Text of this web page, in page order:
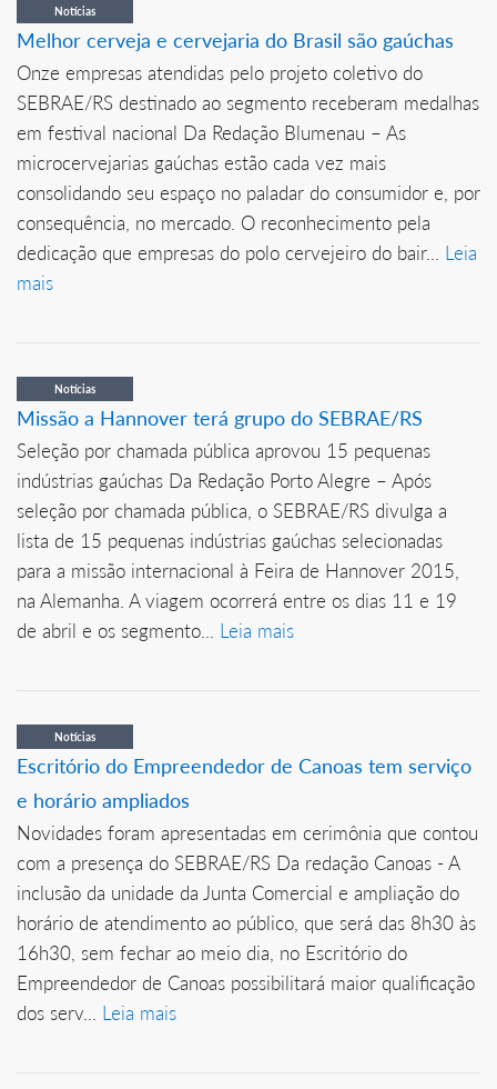
Notícias
Melhor cerveja e cervejaria do Brasil são gaúchas
Onze empresas atendidas pelo projeto coletivo do
SEBRAE/RS destinado ao segmento receberam medalhas
em festival nacional Da Redação Blumenau – As
microcervejarias gaúchas estão cada vez mais
consolidando seu espaço no paladar do consumidor e, por
consequência, no mercado. O reconhecimento pela
dedicação que empresas do polo cervejeiro do bair... Leia
mais
Notícias
Missão a Hannover terá grupo do SEBRAE/RS
Seleção por chamada pública aprovou 15 pequenas
indústrias gaúchas Da Redação Porto Alegre – Após
seleção por chamada pública, o SEBRAE/RS divulga a
lista de 15 pequenas indústrias gaúchas selecionadas
para a missão internacional à Feira de Hannover 2015,
na Alemanha. A viagem ocorrerá entre os dias 11 e 19
de abril e os segmento... Leia mais
Notícias
Escritório do Empreendedor de Canoas tem serviço
e horário ampliados
Novidades foram apresentadas em cerimônia que contou
com a presença do SEBRAE/RS Da redação Canoas - A
inclusão da unidade da Junta Comercial e ampliação do
horário de atendimento ao público, que será das 8h30 às
16h30, sem fechar ao meio dia, no Escritório do
Empreendedor de Canoas possibilitará maior qualificação
dos serv... Leia mais